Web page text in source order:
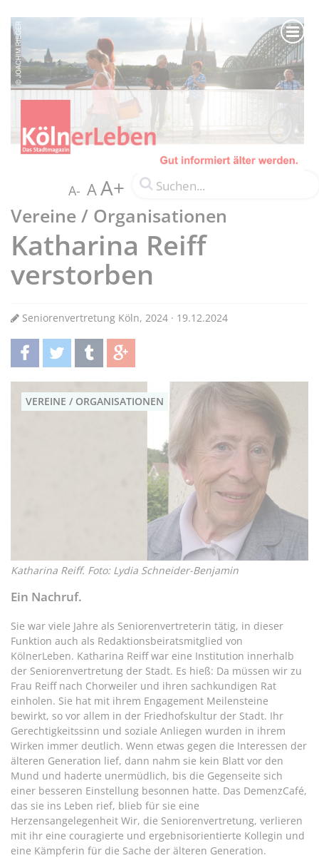
A- AA+
Vereine / Organisationen
Katharina Reiff
verstorben
Seniorenvertretung Köln, 2024 · 19.12.2024
teilentwittern teilen teilen
VEREINE / ORGANISATIONEN
Katharina Reiff. Foto: Lydia Schneider-Benjamin
Ein Nachruf.
Sie war viele Jahre als Seniorenvertreterin tätig, in dieser
Funktion auch als Redaktionsbeiratsmitglied von
KölnerLeben. Katharina Reiff war eine Institution innerhalb
der Seniorenvertretung der Stadt. Es hieß: Da müssen wir zu
Frau Reiff nach Chorweiler und ihren sachkundigen Rat
einholen. Sie hat mit ihrem Engagement Meilensteine
bewirkt, so vor allem in der Friedhofskultur der Stadt. Ihr
Gerechtigkeitssinn und soziale Anliegen wurden in ihrem
Wirken immer deutlich. Wenn etwas gegen die Interessen der
älteren Generation lief, dann nahm sie kein Blatt vor den
Mund und haderte unermüdlich, bis die Gegenseite sich
einer besseren Einstellung besonnen hatte. Das DemenzCafé,
das sie ins Leben rief, blieb für sie eine
Herzensangelegenheit Wir, die Seniorenvertretung, verlieren
mit ihr eine couragierte und ergebnisorientierte Kollegin und
eine Kämpferin für die Sache der älteren Generation.